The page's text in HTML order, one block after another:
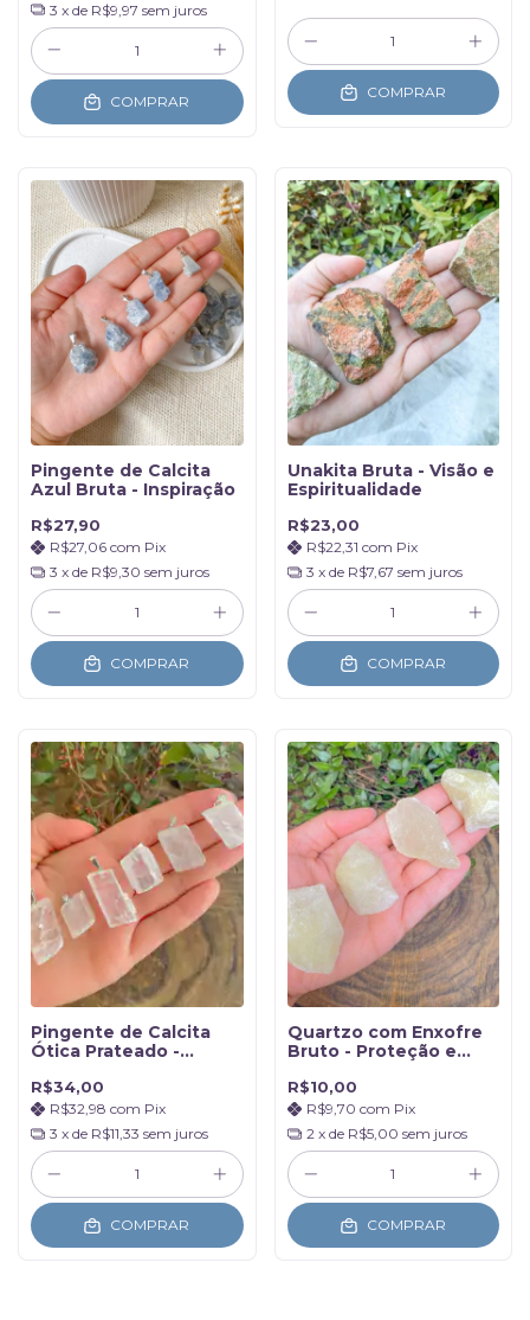
3 x de R$9,97 sem juros
COMPRAR COMPRAR
Pingente de Calcita
Azul Bruta - Inspiração
R$27,90
R$27,06 com Pix
3 x de R$9,30 sem juros
COMPRAR
Unakita Bruta - Visão e
Espiritualidade
R$23,00
R$22,31 com Pix
3 x de R$7,67 sem juros
COMPRAR
Pingente de Calcita
Ótica Prateado -
R$34,00
R$32,98 com Pix
3 x de R$11,33 sem juros
COMPRAR
Quartzo com Enxofre
Bruto - Proteção e
R$10,00
R$9,70 com Pix
2 x de R$5,00 sem juros
COMPRAR